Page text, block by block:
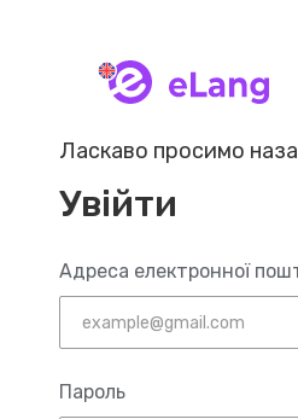
Ласкаво просимо
Увійти
Адреса електронної
Пароль